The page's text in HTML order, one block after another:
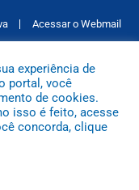
Acessar o Webmail
experiência de
portal, você
de cookies.
isso é feito, acesse
concorda, clique